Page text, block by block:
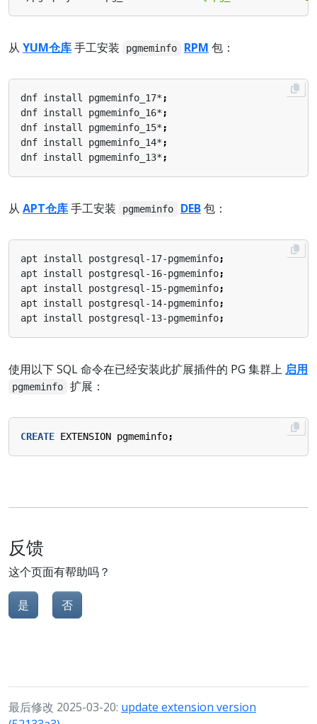
从 YUM仓库手工安装 pgmeminfo RPM 包：
dnf install pgmeminfo_17* ;
dnf install pgmeminfo_16* ;
dnf install pgmeminfo_15* ;
dnf install pgmeminfo_14* ;
dnf install pgmeminfo_13* ;
从 APT仓库手工安装 pgmeminfo DEB包：
apt install postgresql-17-pgmeminfo;
apt install postgresql-16-pgmeminfo;
apt install postgresql-15-pgmeminfo;
apt install postgresql-14-pgmeminfo;
apt install postgresql-13-pgmeminfo;
使用以下 SQL 命令在已经安装此扩展插件的 PG 集群上 启用
pgmeminfo 扩展：
CREATE EXTENSION pgmeminfo;
反馈
这个页面有帮助吗？
是 否
最后修改 2025-03-20: update extension version